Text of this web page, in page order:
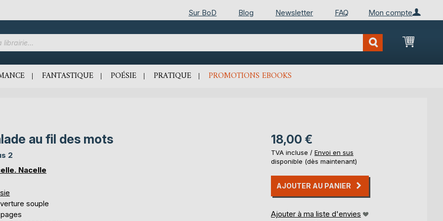
Mon compte
Sur BoD Blog Newsletter FAQ
Mon
FANTASTIQUE POÉSIE PRATIQUE PROMOTIONS EBOOKS
au fil des mots
2
Nacelle
souple
18,00 €
TVA incluse / Envoi en sus
disponible (dès maintenant)
AJOUTER AU PANIER
Ajouter à ma liste d'envies